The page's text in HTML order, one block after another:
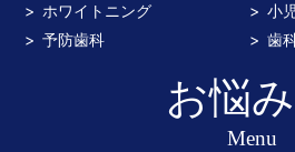
ホワイトニング
小
予防歯科
歯
お悩
Menu